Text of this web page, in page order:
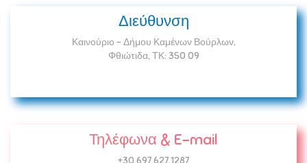
Διεύθυνση
Καινούριο - Δήμου Καμένων Βούρλων,
Φθιώτιδα, ΤΚ: 350 09
Τηλέφωνα & E-mail
+30.697.627.1287